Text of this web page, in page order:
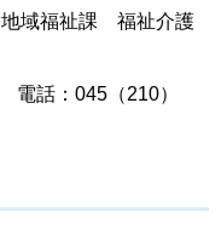
地域福祉課 福祉介護
話：045（210）